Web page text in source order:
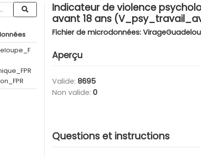
Indicateur de violence
avant 18 ans
Fichier de microdonnées:
Aperçu
Valide: 8695
Non valide: 0
Questions et instructions